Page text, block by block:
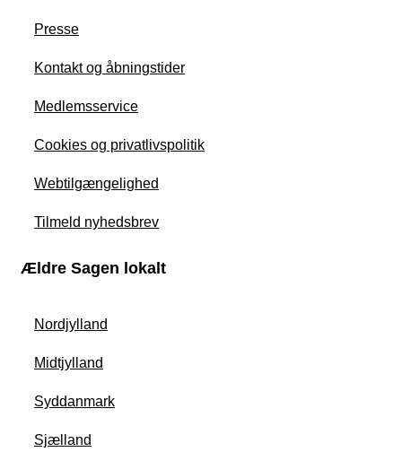
Presse
Kontakt og åbningstider
Medlemsservice
Cookies og privatlivspolitik
Webtilgængelighed
Tilmeld nyhedsbrev
Ældre Sagen lokalt
Nordjylland
Midtjylland
Syddanmark
Sjælland